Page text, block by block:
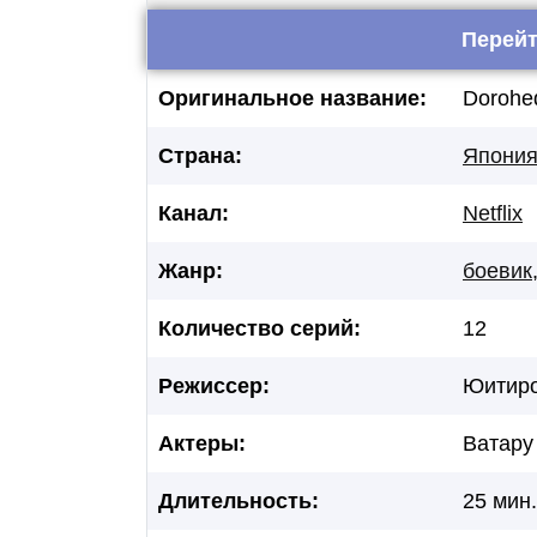
Оригинальное название:
Страна: Япония
Канал: Netflix
Жанр: боевик
Количество серий: 12
Режиссер:
Актеры:
Длительность: 25 мин.